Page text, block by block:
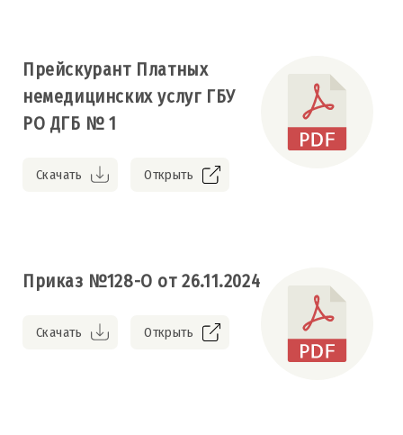
Прейскурант Платных
немедицинских услуг ГБУ
РО ДГБ № 1
Скачать Открыть
Приказ №128-О от 26.11.2024
Скачать Открыть